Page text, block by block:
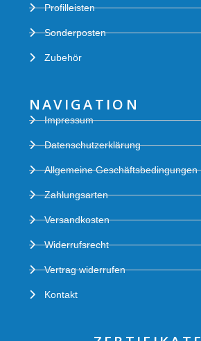
Profilleisten
Sonderposten
Zubehör
NAVIGATION
Impressum
Datenschutzerklärung
Allgemeine Geschäftsbedingungen
Zahlungsarten
Versandkosten
Widerrufsrecht
Vertrag widerrufen
Kontakt